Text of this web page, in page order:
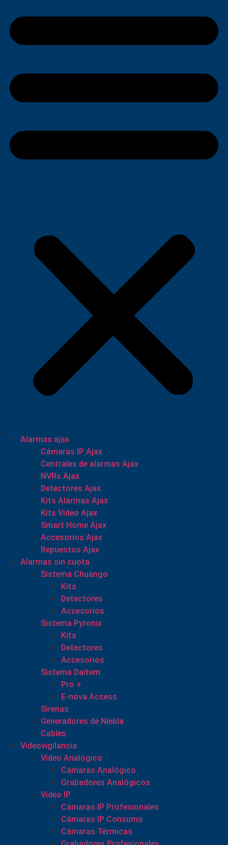
Alarmas ajax
Cámaras IP Ajax
Centrales de alarmas Ajax
NVRs Ajax
Detectores Ajax
Kits Alarmas Ajax
Kits Video Ajax
Smart Home Ajax
Accesorios Ajax
Repuestos Ajax
Alarmas sin cuota
Sistema Chuango
Kits
Detectores
Accesorios
Sistema Pyronix
Kits
Detectores
Accesorios
Sistema Daitem
Pro +
E-nova Access
Sirenas
Generadores de Niebla
Cables
Videovigilancia
Video Analógico
Cámaras Analógico
Grabadores Analógicos
Video IP
Cámaras IP Profesionales
Cámaras IP Consumo
Cámaras Térmicas